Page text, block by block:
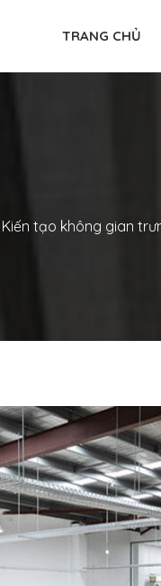
TRANG CHỦ
tạo không gian